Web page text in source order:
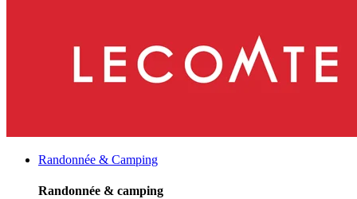
Randonnée & Camping
Randonnée & camping